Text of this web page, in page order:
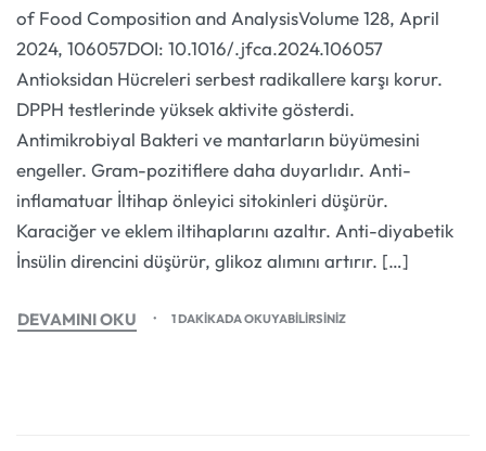
of Food Composition and AnalysisVolume 128, April
2024, 106057DOI: 10.1016/.jfca.2024.106057
Antioksidan Hücreleri serbest radikallere karşı korur.
DPPH testlerinde yüksek aktivite gösterdi.
Antimikrobiyal Bakteri ve mantarların büyümesini
engeller. Gram-pozitiflere daha duyarlıdır. Anti-
inflamatuar İltihap önleyici sitokinleri düşürür.
Karaciğer ve eklem iltihaplarını azaltır. Anti-diyabetik
İnsülin direncini düşürür, glikoz alımını artırır. […]
DEVAMINI OKU 1 DAKIKADA OKUYABILIRSINIZ